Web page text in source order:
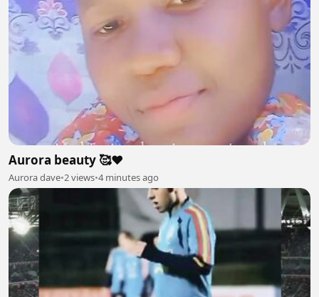
Aurora beauty 🥰❤
Aurora dave•2 views•4 minutes ago